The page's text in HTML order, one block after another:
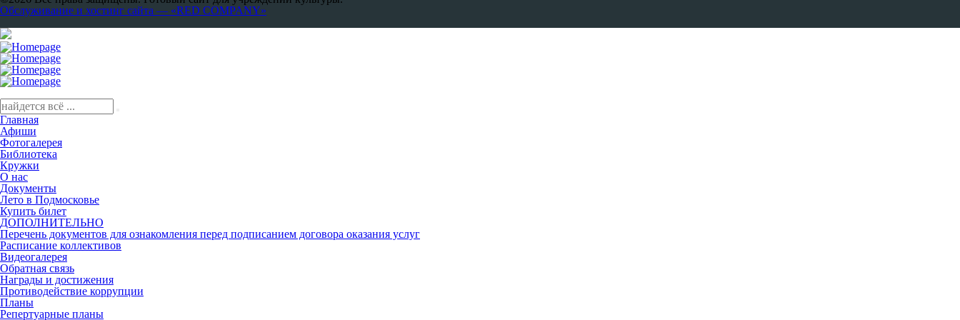
Обслуживание и хостинг сайта — «RED COMPANY»
Главная
Афиши
Фотогалерея
Библиотека
Кружки
О нас
Документы
Лето в Подмосковье
Купить билет
ДОПОЛНИТЕЛЬНО
Перечень документов для ознакомления перед подписанием договора оказания услуг
Расписание коллективов
Видеогалерея
Обратная связь
Награды и достижения
Противодействие коррупции
Планы
Репертуарные планы